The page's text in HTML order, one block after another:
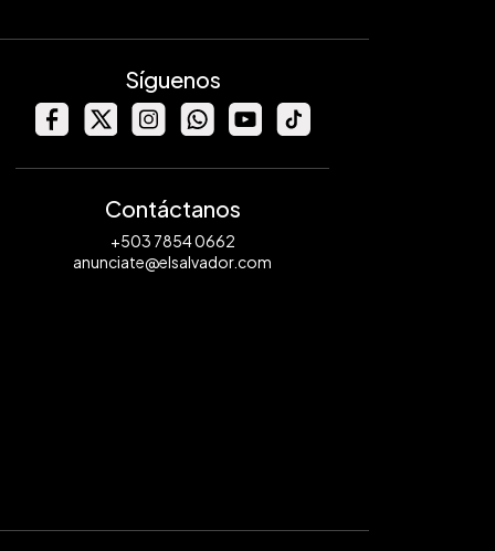
Síguenos
Contáctanos
+503 7854 0662
anunciate@elsalvador.com